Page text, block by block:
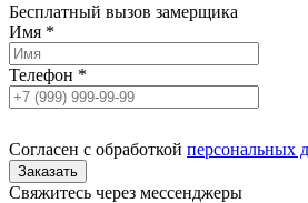
Бесплатный вызов замерщика
Имя *
Телефон *
Согласен с обработкой персональных
Свяжитесь через мессенджеры